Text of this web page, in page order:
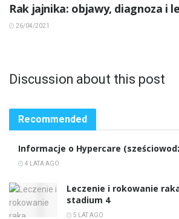
Rak jajnika: objawy, diagnoza i
26/04/2021
Discussion about this post
Recommended
Informacje o Hypercare
4 LATA AGO
Leczenie i rokowanie
stadium 4
5 LAT AGO